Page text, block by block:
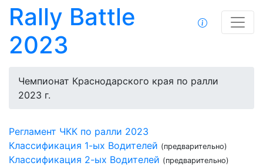
Rally Battle
2023
Чемпионат Краснодарского края по ралли
2023 г.
Регламент ЧКК по ралли 2023
Классификация 1-ых Водителей (предварительно)
Классификация 2-ых Водителей (предварительно)